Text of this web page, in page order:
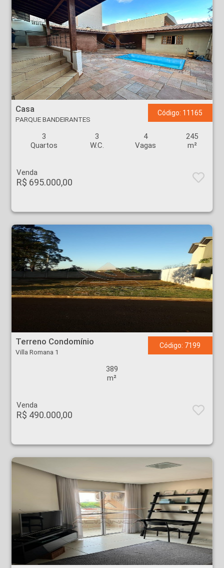
Casa - PARQUE BANDEIRANTES - Ribeirão Preto
Casa
PARQUE BANDEIRANTES
Código: 11165
3
Quartos
3
W.C.
4
Vagas
245
m²
Venda
R$ 695.000,00
Terreno Condomínio
Villa Romana 1
Código: 7199
389
m²
Venda
R$ 490.000,00
Apartamento - Vila Seixas - Ribeirão Preto